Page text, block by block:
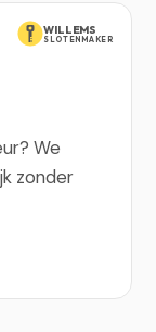
WILLEMS
SLOTENMAKER
We
zonder